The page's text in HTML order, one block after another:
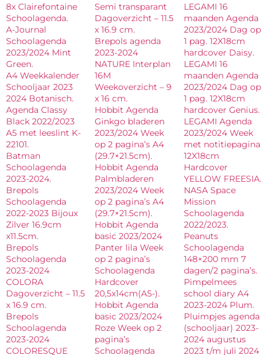
8x Clairefontaine
Schoolagenda.
A-Journal
Schoolagenda
2023/2024 Mint
Green.
A4 Weekkalender
Schooljaar 2023
2024 Botanisch.
Agenda Classy
Black 2022/2023
A5 met leeslint K-
22101.
Batman
Schoolagenda
2023-2024.
Brepols
Schoolagenda
2022-2023 Bijoux
Zilver 16.9cm
x11.5cm.
Brepols
Schoolagenda
2023-2024
COLORA
Dagoverzicht – 11.5
x 16.9 cm.
Brepols
Schoolagenda
2023-2024
COLORESQUE
Semi transparant
Dagoverzicht – 11.5
x 16.9 cm.
Brepols agenda
2023-2024
NATURE Interplan
16M
Weekoverzicht – 9
x 16 cm.
Hobbit Agenda
Ginkgo bladeren
2023/2024 Week
op 2 pagina’s A4
(29.7×21.5cm).
Hobbit Agenda
Palmbladeren
2023/2024 Week
op 2 pagina’s A4
(29.7×21.5cm).
Hobbit Agenda
basic 2023/2024
Panter lila Week
op 2 pagina’s
Schoolagenda
Hardcover
20,5x14cm(A5-).
Hobbit Agenda
basic 2023/2024
Roze Week op 2
pagina’s
Schoolagenda
LEGAMI 16
maanden Agenda
2023/2024 Dag op
1 pag. 12X18cm
hardcover Daisy.
LEGAMI 16
maanden Agenda
2023/2024 Dag op
1 pag. 12X18cm
hardcover Genius.
LEGAMI Agenda
2023/2024 Week
met notitiepagina
12X18cm
Hardcover
YELLOW FREESIA.
NASA Space
Mission
Schoolagenda
2022/2023.
Peanuts
Schoolagenda
148×200 mm 7
dagen/2 pagina’s.
Pimpelmees
school diary A4
2023-2024 Plum.
Pluimpjes agenda
(schooljaar) 2023-
2024 augustus
2023 t/m juli 2024